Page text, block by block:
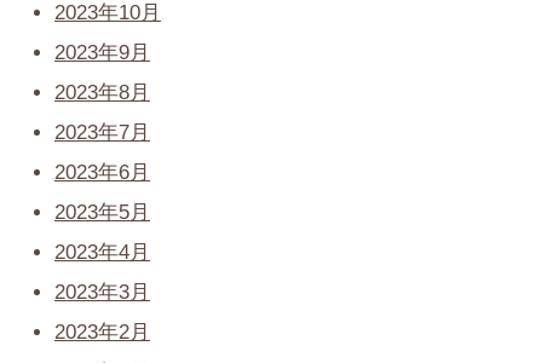
2023年10月
2023年9月
2023年8月
2023年7月
2023年6月
2023年5月
2023年4月
2023年3月
2023年2月